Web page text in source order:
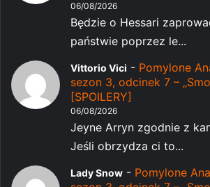
06/08/2026
Będzie o Hessari
państwie poprzez le...
Vittorio Vici - Pomylone
sezon 3, odcinek 7 –
[SPOILERY]
06/08/2026
Jeyne Arryn zgodnie z
Jeśli obrzydza ci to...
Lady Snow - Pomylone